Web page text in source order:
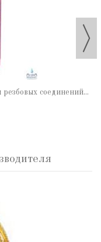
соединений...